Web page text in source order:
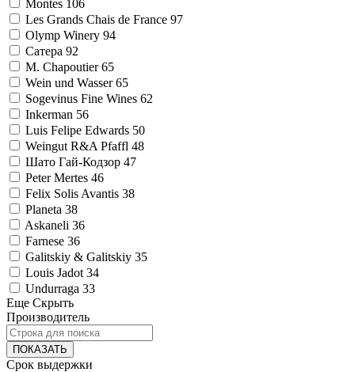
Montes 106
Les Grands Chais de France 97
Olymp Winery 94
Сатера 92
M. Chapoutier 65
Wein und Wasser 65
Sogevinus Fine Wines 62
Inkerman 56
Luis Felipe Edwards 50
Weingut R&A Pfaffl 48
Шато Гай-Кодзор 47
Peter Mertes 46
Felix Solis Avantis 38
Planeta 38
Askaneli 36
Farnese 36
Galitskiy & Galitskiy 35
Louis Jadot 34
Undurraga 33
Еще Скрыть
Производитель
ПОКАЗАТЬ
Срок выдержки